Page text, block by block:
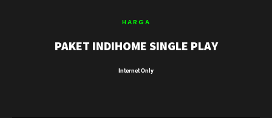
HARGA
PAKET INDIHOME SINGLE PLAY
Internet Only